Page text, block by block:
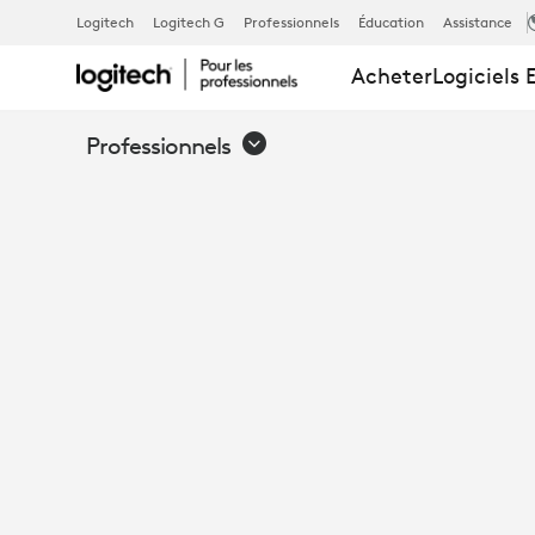
ESPACES
DE
Logitech Logitech G Professionnels Éducation Assistance
AcheterLogiciels
Professionnels